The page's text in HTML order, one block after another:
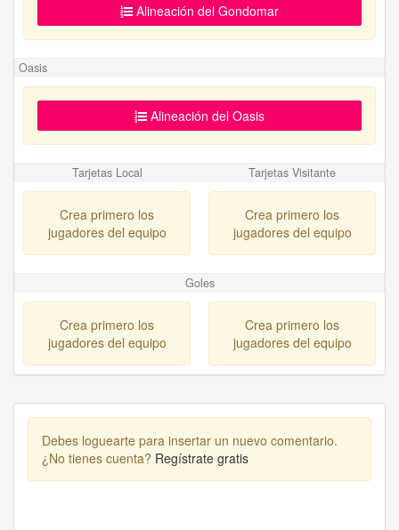
Alineación del Gondomar
Oasis
Alineación del Oasis
Tarjetas Local Tarjetas Visitante
Crea primero los
jugadores del equipo
Crea primero los
jugadores del equipo
Goles
Crea primero los
jugadores del equipo
Crea primero los
jugadores del equipo
Debes loguearte para insertar un nuevo comentario.
¿No tienes cuenta? Regístrate gratis